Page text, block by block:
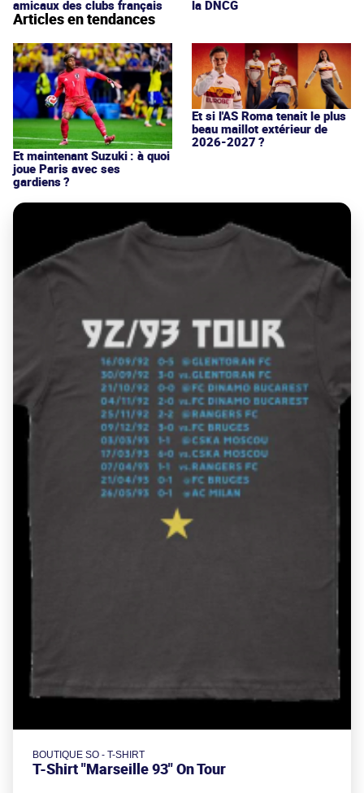
amicaux des clubs français la DNCG
Articles en tendances
Et maintenant Suzuki : à quoi
joue Paris avec ses
gardiens ?
Et si l'AS Roma tenait le plus
beau maillot extérieur de
2026-2027 ?
BOUTIQUE SO - T-SHIRT
T-Shirt "Marseille 93" On Tour